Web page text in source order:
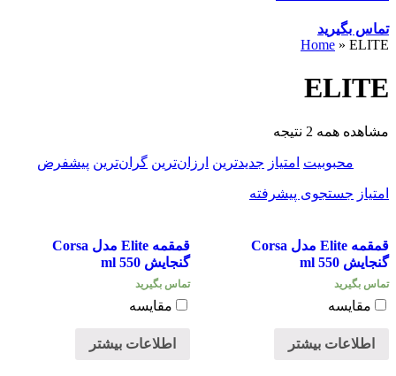
تماس بگیرید
Home » ELITE
ELITE
مشاهده همه 2 نتیجه
محبوبیت امتیاز جدیدترین ارزان‌ترین گران‌ترین پیشفرض
امتیاز جستجوی پیشرفته
قمقمه Elite مدل Corsa
گنجایش 550 ml
تماس بگیرید
مقایسه
اطلاعات بیشتر
قمقمه Elite مدل Corsa
گنجایش 550 ml
تماس بگیرید
مقایسه
اطلاعات بیشتر